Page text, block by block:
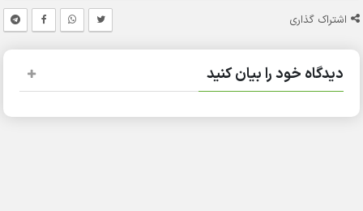
اشتراک گذاری
دیدگاه خود را بیان کنید